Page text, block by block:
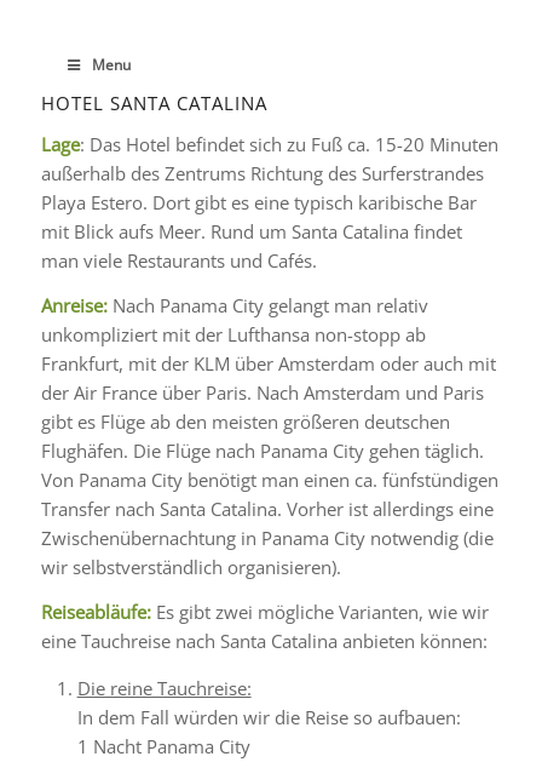
Menu
HOTEL SANTA CATALINA
Lage: Das Hotel befindet sich zu Fuß ca. 15-20 Minuten
außerhalb des Zentrums Richtung des Surferstrandes
Playa Estero. Dort gibt es eine typisch karibische Bar
mit Blick aufs Meer. Rund um Santa Catalina findet
man viele Restaurants und Cafés.
Anreise: Nach Panama City gelangt man relativ
unkompliziert mit der Lufthansa non-stopp ab
Frankfurt, mit der KLM über Amsterdam oder auch mit
der Air France über Paris. Nach Amsterdam und Paris
gibt es Flüge ab den meisten größeren deutschen
Flughäfen. Die Flüge nach Panama City gehen täglich.
Von Panama City benötigt man einen ca. fünfstündigen
Transfer nach Santa Catalina. Vorher ist allerdings eine
Zwischenübernachtung in Panama City notwendig (die
wir selbstverständlich organisieren).
Reiseabläufe:Es gibt zwei mögliche Varianten, wie wir
eine Tauchreise nach Santa Catalina anbieten können:
Die reine Tauchreise:
In dem Fall würden wir die Reise so aufbauen:
1 Nacht Panama City